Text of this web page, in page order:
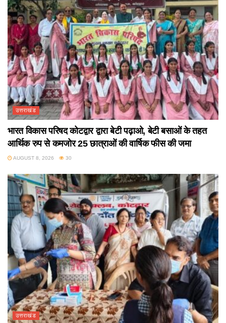
उत्तराखंड
भारत विकास परिषद कोटद्वार द्वारा बेटी पढ़ाओ, बेटी बसाओं के तहत
आर्थिक रुप से कमजोर 25 छात्राओं की वार्षिक फीस की जमा
AUGUST 8, 2026 30
उत्तराखंड